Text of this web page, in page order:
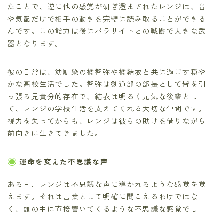
たことで、逆に他の感覚が研ぎ澄まされたレンジは、音
や気配だけで相手の動きを完璧に読み取ることができる
んです。この能力は後にパラサイトとの戦闘で大きな武
器となります。
彼の日常は、幼馴染の橘智弥や橘結衣と共に過ごす穏や
かな高校生活でした。智弥は剣道部の部長として皆を引
っ張る兄貴分的存在で、結衣は明るく元気な後輩とし
て、レンジの学校生活を支えてくれる大切な仲間です。
視力を失ってからも、レンジは彼らの助けを借りながら
前向きに生きてきました。
運命を変えた不思議な声
ある日、レンジは不思議な声に導かれるような感覚を覚
えます。それは言葉として明確に聞こえるわけではな
く、頭の中に直接響いてくるような不思議な感覚でし